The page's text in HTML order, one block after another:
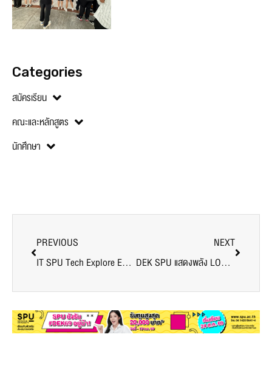
Categories
สมัครเรียน
คณะและหลักสูตร
นักศึกษา
PREVIOUS
IT SPU Tech Explore EP.1 เปิดประสบการณ์เรียนรู้ศึกษาดูงานภาคอุตสาหกรรม DTGO CampUs
NEXT
DEK SPU แสดงพลัง LOVE IS EQUALITY 2024 ในวันแห่งความรัก